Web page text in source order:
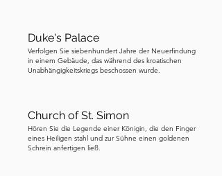
andere Version der Legende
behauptet, dass, als sie versuchte, mit
der gestohlenen Reliquie zu gehen,
Geruch durch ihre Kleider zog. Als
Elisabeth erkannte, was sie getan hatte,
gab sie die gestohlene Reliquie zurück
Duke's Palace
Verfolgen Sie siebenhundert Jahre der Neuerfindung
in einem Gebäude, das während des kroatischen
Unabhängigkeitskriegs beschossen wurde.
Church of St. Simon
Hören Sie die Legende einer Königin, die den Finger
eines Heiligen stahl und zur Sühne einen goldenen
Schrein anfertigen ließ.